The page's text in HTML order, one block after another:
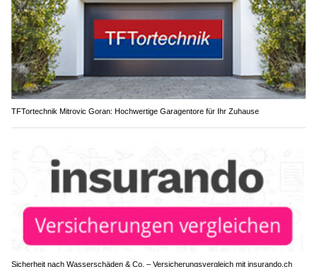
TFTortechnik Mitrovic Goran: Hochwertige Garagentore für Ihr Zuhause
Sicherheit nach Wasserschäden & Co. – Versicherungsvergleich mit insurando.ch